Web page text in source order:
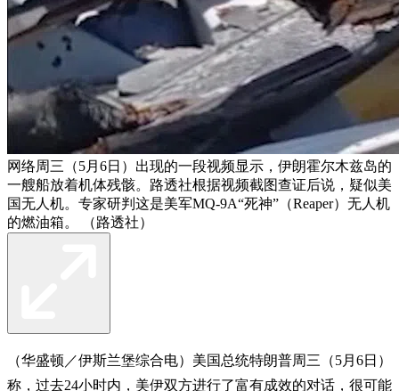
网络周三（5月6日）出现的一段视频显示，伊朗霍尔木兹岛的
一艘船放着机体残骸。路透社根据视频截图查证后说，疑似美
国无人机。专家研判这是美军MQ-9A“死神”（Reaper）无人机
的燃油箱。 （路透社）
（华盛顿／伊斯兰堡综合电）美国总统特朗普周三（5月6日）
称，过去24小时内，美伊双方进行了富有成效的对话，很可能